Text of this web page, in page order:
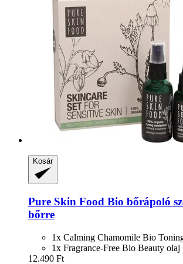
Kosár
Pure Skin Food Bio bőrápoló
bőrre
1x Calming Chamomile Bio
1x Fragrance-Free Bio Beauty olaj
12.490 Ft